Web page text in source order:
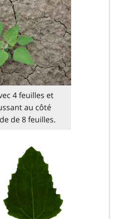
4 feuilles et
au côté
de 8 feuilles.